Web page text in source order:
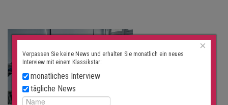
×
Verpassen Sie keine News und erhalten Sie monatlich ein neues
Interview mit einem Klassikstar:
monatliches Interview
tägliche News